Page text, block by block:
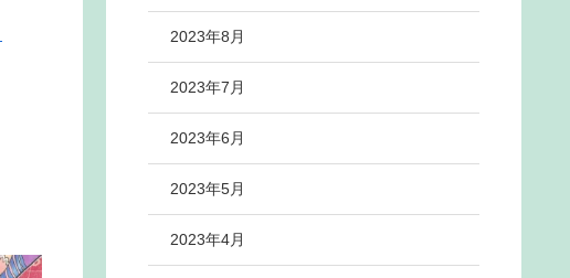
2023年8月
2023年7月
2023年6月
2023年5月
2023年4月